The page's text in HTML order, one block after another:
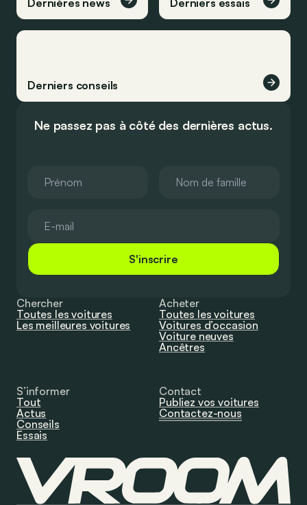
Dernières news Derniers essais
Derniers conseils
Ne passez pas à côté des dernières actus.
S'inscrire
Chercher
Toutes les voitures
Les meilleures voitures
Acheter
Toutes les voitures
Voitures d’occasion
Voiture neuves
Ancêtres
S’informer
Tout
Actus
Conseils
Essais
Contact
Publiez vos voitures
Contactez-nous